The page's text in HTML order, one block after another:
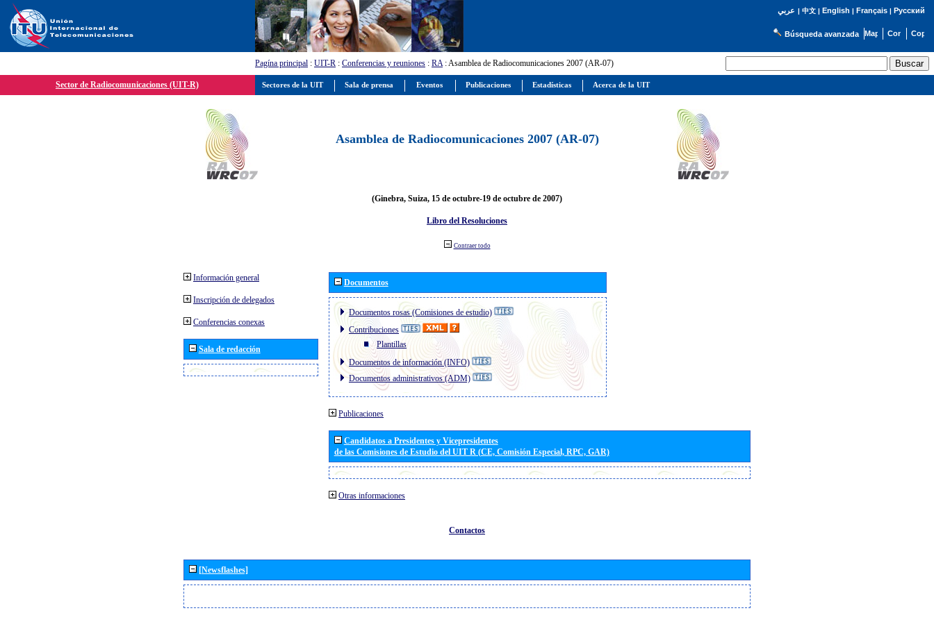
عربي | 中文| English | Français| Русский
Búsqueda avanzada
Pagína principal : UIT-R : Conferencias y reuniones : RA: Asamblea de Radiocomunicaciones 2007 (AR-07)
Sector de Radiocomunicaciones (UIT-R)
Asamblea de Radiocomunicaciones 2007 (AR-07)
(Ginebra, Suiza, 15 de octubre-19 de octubre de 2007)
Libro del Resoluciones
Contraer todo
Información general
Inscripción de delegados
Conferencias conexas
Sala de redacción
Documentos
Documentos rosas (Comisiones de estudio)
Contribuciones
Plantillas
Documentos de información (INFO)
Documentos administrativos (ADM)
Publicaciones
Candidatos a Presidentes y Vicepresidentes
de las Comisiones de Estudio del UIT R (CE, Comisión Especial, RPC, GAR)
Otras informaciones
Contactos
[Newsflashes]
Sectores de la UIT Sala de prensa Eventos Publicaciones Estadísticas Acerca de la UIT